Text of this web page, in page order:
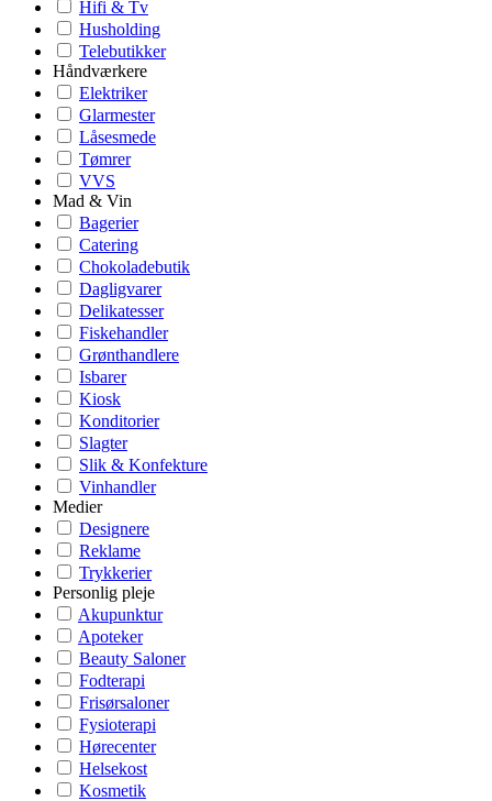
Hifi & Tv
Husholding
Telebutikker
Håndværkere
Elektriker
Glarmester
Låsesmede
Tømrer
VVS
Mad & Vin
Bagerier
Catering
Chokoladebutik
Dagligvarer
Delikatesser
Fiskehandler
Grønthandlere
Isbarer
Kiosk
Konditorier
Slagter
Slik & Konfekture
Vinhandler
Medier
Designere
Reklame
Trykkerier
Personlig pleje
Akupunktur
Apoteker
Beauty Saloner
Fodterapi
Frisørsaloner
Fysioterapi
Hørecenter
Helsekost
Kosmetik